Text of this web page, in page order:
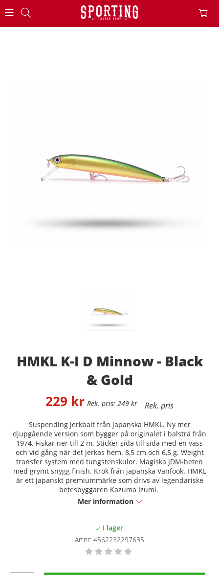
HMKL K-I D Minnow - Black
& Gold
249 kr
229 kr
Suspending jerkbait från japanska HMKL. Ny mer
djupgående version som bygger på originalet i balsträ från
1974. Fiskar ner till 2 m. Sticker sida till sida med en vass
och vid gång när det jerkas hem. 8,5 cm och 6,5 g. Weight
transfer system med tungstenskulor. Magiska JDM-beten
med grymt snygg finish. Krok från japanska Vanfook. HMKL
är ett japanskt premiummärke som drivs av legendariske
betesbyggaren Kazuma Izumi.
Mer information
Artnr: 4562232297635